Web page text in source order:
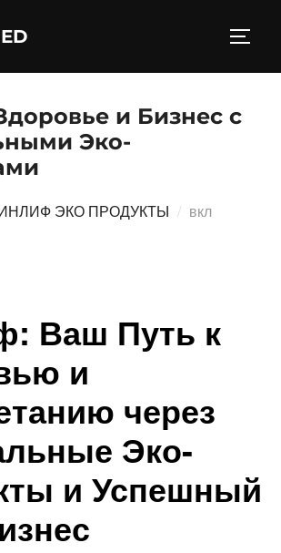
и Бизнес с
Эко-
ЭКО ПРОДУКТЫ вкл
Ваш Путь к
и
через
Эко-
и Успешный